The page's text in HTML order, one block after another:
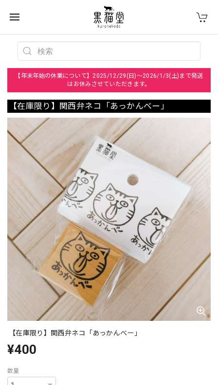
【年末年始の休業について】2025/12/29(日)～2026/1/3(土)まで発送
はお休みさせていただきます。
【在庫限り】関西弁ネコ「あっかんべー」
【在庫限り】関西弁ネコ「あっかんべー」
¥400
数量